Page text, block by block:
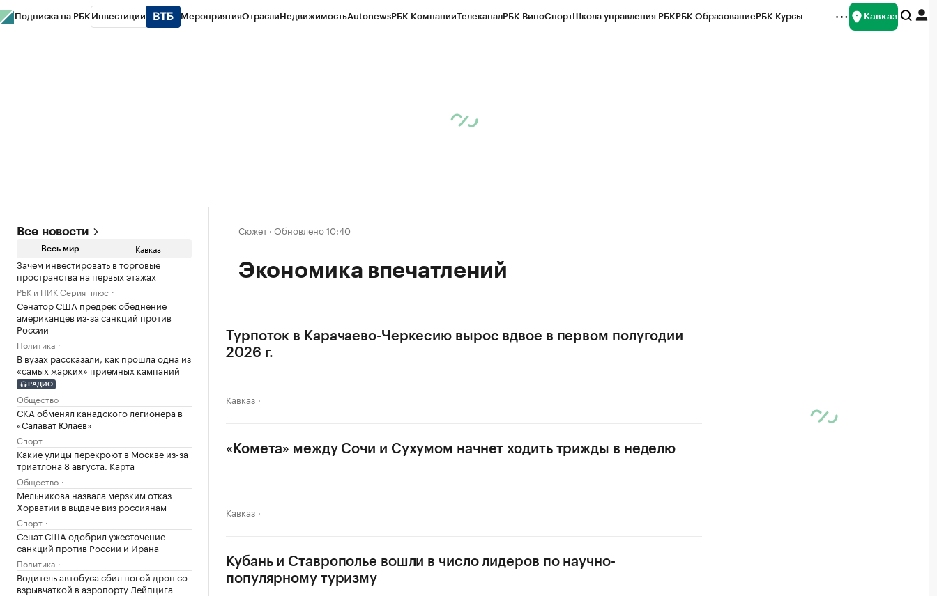
Подписка на РБК Инвестиции МероприятияОтраслиНедвижимостьAutonewsРБК КомпанииТелеканалРБК ВиноСпортШкола управления РБКРБК ОбразованиеРБК Курсы Кавказ
Все новости
Весь мир Кавказ
Зачем инвестировать в торговые
пространства на первых этажах
РБК и ПИК Серия плюс
Сенатор США предрек обеднение
американцев из-за санкций против
России
Политика
В вузах рассказали, как прошла одна из
«самых жарких» приемных кампаний
РАДИО
Общество
СКА обменял канадского легионера в
«Салават Юлаев»
Спорт
Какие улицы перекроют в Москве из-за
триатлона 8 августа. Карта
Общество
Мельникова назвала мерзким отказ
Хорватии в выдаче виз россиянам
Спорт
Сенат США одобрил ужесточение
санкций против России и Ирана
Политика
Водитель автобуса сбил ногой дрон со
взрывчаткой в аэропорту Лейпцига
Сюжет · Обновлено 10:40
Экономика впечатлений
Турпоток в Карачаево-Черкесию вырос вдвое в первом полугодии
2026 г.
Кавказ
«Комета» между Сочи и Сухумом начнет ходить трижды в неделю
Кавказ
Кубань и Ставрополье вошли в число лидеров по научно-
популярному туризму